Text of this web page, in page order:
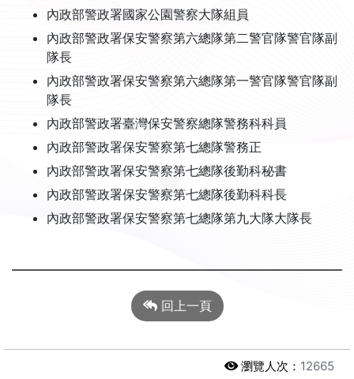
內政部警政署國家公園警察大隊組員
內政部警政署保安警察第六總隊第二警官隊警官隊副
隊長
內政部警政署保安警察第六總隊第一警官隊警官隊副
隊長
內政部警政署臺灣保安警察總隊警務科科員
內政部警政署保安警察第七總隊警務正
內政部警政署保安警察第七總隊後勤科秘書
內政部警政署保安警察第七總隊後勤科科長
內政部警政署保安警察第七總隊第九大隊大隊長
回上一頁
瀏覽人次： 12665